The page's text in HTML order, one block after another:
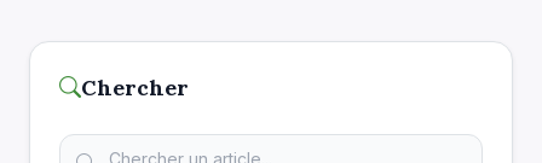
Chercher